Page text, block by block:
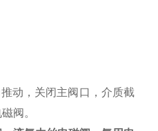
动，关闭主阀口，介质截
阀。